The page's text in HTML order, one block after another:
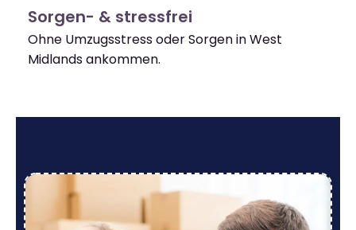
Sorgen- & stressfrei
Ohne Umzugsstress oder Sorgen in West
Midlands ankommen.